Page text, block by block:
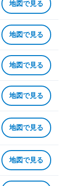
地図で見る
地図で見る
地図で見る
地図で見る
地図で見る
地図で見る